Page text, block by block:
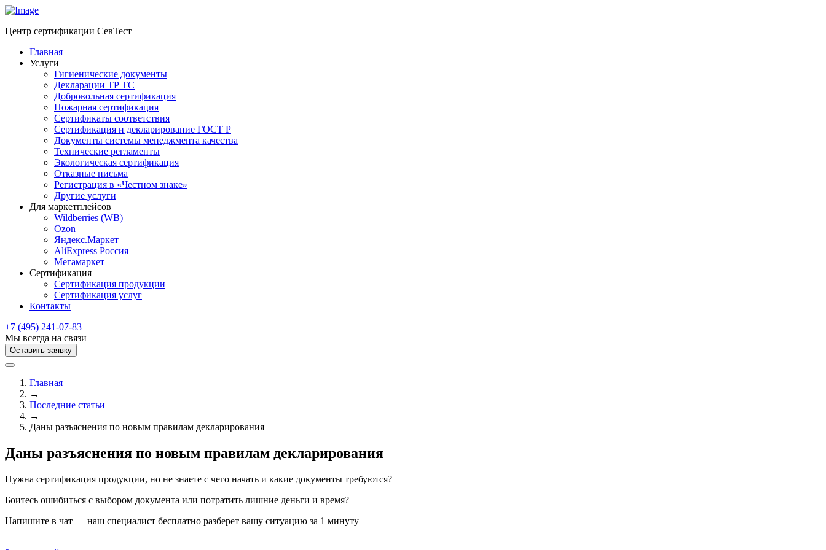
Центр сертификации СевТест
Главная
Услуги
Гигиенические документы
Декларации ТР ТС
Добровольная сертификация
Пожарная сертификация
Сертификаты соответствия
Сертификация и декларирование ГОСТ Р
Документы системы менеджмента качества
Технические регламенты
Экологическая сертификация
Отказные письма
Регистрация в «Честном знаке»
Другие услуги
Для маркетплейсов
Wildberries (WB)
Ozon
Яндекс.Маркет
AliExpress Россия
Мегамаркет
Сертификация
Сертификация продукции
Сертификация услуг
Контакты
+7 (495) 241-07-83
Мы всегда на связи
Оставить заявку
Главная
→
Последние статьи
→
Даны разъяснения по новым правилам декларирования
Даны разъяснения по новым правилам декларирования
Нужна сертификация продукции, но не знаете с чего начать и какие документы требуются?
Боитесь ошибиться с выбором документа или потратить лишние деньги и время?
Напишите в чат — наш специалист бесплатно разберет вашу ситуацию за 1 минуту